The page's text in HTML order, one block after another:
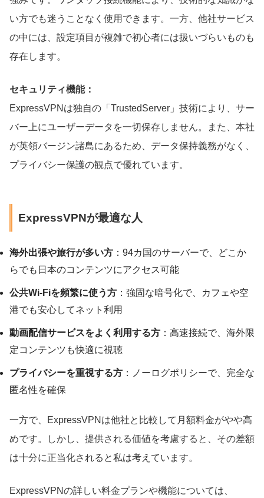
い方でも迷うことなく使用できます。一方、他社サービス
の中には、設定項目が複雑で初心者には扱いづらいものも
存在します。
セキュリティ機能：
ExpressVPNは独自の「TrustedServer」技術により、サー
バー上にユーザーデータを一切保存しません。また、本社
が英領バージン諸島にあるため、データ保持義務がなく、
プライバシー保護の観点で優れています。
ExpressVPNが最適な人
海外出張や旅行が多い方 ：94カ国のサーバーで、どこか
らでも日本のコンテンツにアクセス可能
公共Wi-Fiを頻繁に使う方 ：強固な暗号化で、カフェや空
港でも安心してネット利用
動画配信サービスをよく利用する方 ：高速接続で、海外限
定コンテンツも快適に視聴
プライバシーを重視する方 ：ノーログポリシーで、完全な
匿名性を確保
一方で、ExpressVPNは他社と比較して月額料金がやや高
めです。しかし、提供される価値を考慮すると、その差額
は十分に正当化されると私は考えています。
ExpressVPNの詳しい料金プランや機能については、